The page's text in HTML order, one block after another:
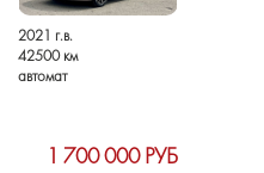
2021 г.в.
42500 км
автомат
1 700 000 РУБ